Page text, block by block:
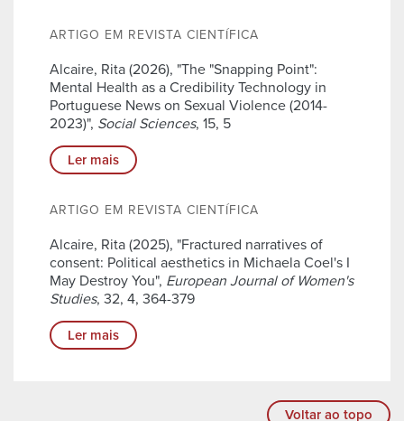
ARTIGO EM REVISTA CIENTÍFICA
Alcaire, Rita (2026), "The "Snapping Point":
Mental Health as a Credibility Technology in
Portuguese News on Sexual Violence (2014-
2023)", Social Sciences, 15, 5
Ler mais
ARTIGO EM REVISTA CIENTÍFICA
Alcaire, Rita (2025), "Fractured narratives of
consent: Political aesthetics in Michaela Coel's I
May Destroy You", European Journal of Women's
Studies, 32, 4, 364-379
Ler mais
Voltar ao topo